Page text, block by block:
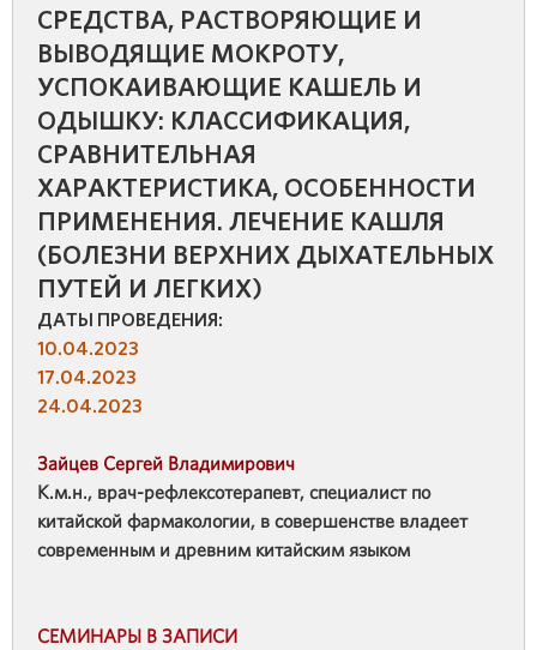
СРЕДСТВА, РАСТВОРЯЮЩИЕ И
ВЫВОДЯЩИЕ МОКРОТУ,
УСПОКАИВАЮЩИЕ КАШЕЛЬ И
ОДЫШКУ: КЛАССИФИКАЦИЯ,
СРАВНИТЕЛЬНАЯ
ХАРАКТЕРИСТИКА, ОСОБЕННОСТИ
ПРИМЕНЕНИЯ. ЛЕЧЕНИЕ КАШЛЯ
(БОЛЕЗНИ ВЕРХНИХ ДЫХАТЕЛЬНЫХ
ПУТЕЙ И ЛЕГКИХ)
ДАТЫ ПРОВЕДЕНИЯ:
10.04.2023
17.04.2023
24.04.2023
Зайцев Сергей Владимирович
К.м.н., врач-рефлексотерапевт, специалист по
китайской фармакологии, в совершенстве владеет
современным и древним китайским языком
СЕМИНАРЫ В ЗАПИСИ